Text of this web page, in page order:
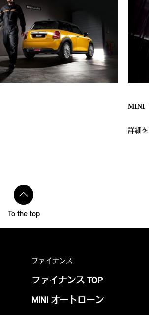
MINI
詳細
To the top
ファイナンス
ファイナンス TOP
MINI オートローン